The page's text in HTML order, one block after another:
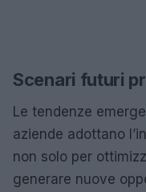
Scenari futuri
Le tendenze
aziende adottano
non solo per
generare nuove